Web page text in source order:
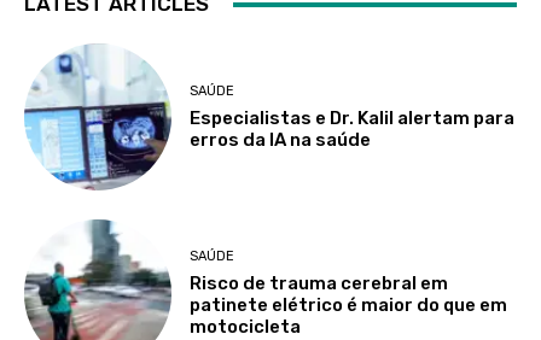
SAÚDE
Especialistas e Dr. Kalil alertam para
erros da IA na saúde
SAÚDE
Risco de trauma cerebral em
patinete elétrico é maior do que em
motocicleta